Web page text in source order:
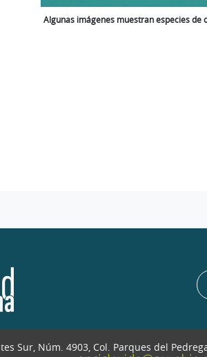
Algunas imágenes muestran especies de
Sur, Núm. 4903, Col. Parques del